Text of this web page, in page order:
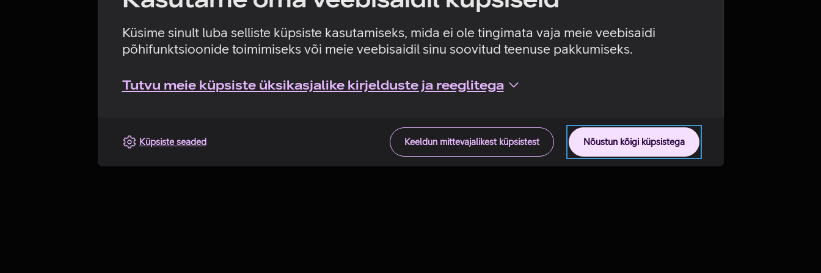
Küsime sinult luba selliste küpsiste kasutamiseks, mida ei ole tingimata vaja meie veebisaidi
põhifunktsioonide toimimiseks või meie veebisaidil sinu soovitud teenuse pakkumiseks.
Tutvu meie küpsiste üksikasjalike kirjelduste ja reeglitega
Nõustun kõigi küpsistega
Keeldun mittevajalikest küpsistest
Küpsiste seaded